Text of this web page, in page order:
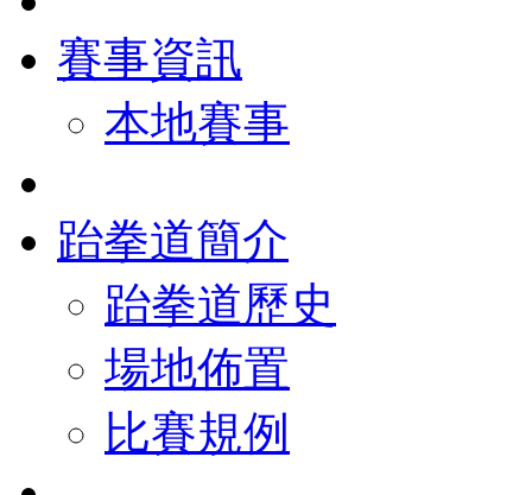
賽事資訊
本地賽事
跆拳道簡介
跆拳道歷史
場地佈置
比賽規例